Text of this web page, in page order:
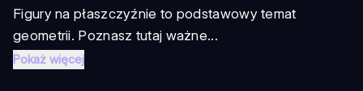
Figury na płaszczyźnie to podstawowy temat
geometrii. Poznasz tutaj ważne...
Pokaż więcej